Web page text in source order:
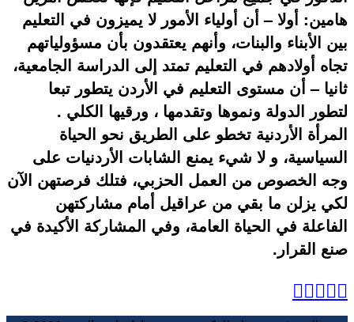
هامين: أولا – أن أولياء الأمور لا يميزون في التعليم
بين الأبناء والبنات، وأنهم يعتقدون بأن مسؤولياتهم
تجاه أولادهم في التعليم تمتد إلى الدراسة الجامعية،
ثانيا – أن مستوى التعليم في الأردن يتطور تبعا
لتطور الدولة ونموها وتقدمها ، ورقيها الكلي .
المرأة الأردنية تخطو على الطريق نحو الحياة
السياسية، و لا شيء يمنع الشابات الأردنيات على
وجه الخصوص من العمل الحزبي، فتلك فرصتهن الآن
لكي يزلن ما بقي من عراقيل أمام مشاركتهن
الفاعلة في الحياة العامة، وفي المشاركة الأكيدة في
صنع القرار.